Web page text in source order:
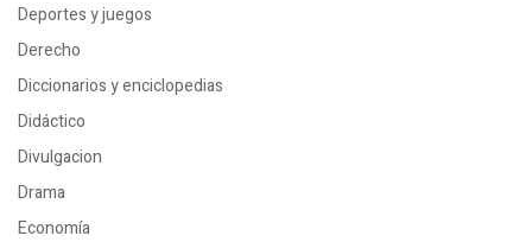
Deportes y juegos
Derecho
Diccionarios y enciclopedias
Didáctico
Divulgacion
Drama
Economía